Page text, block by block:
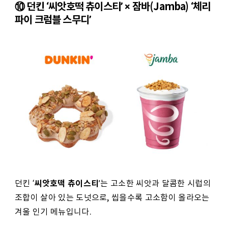
⑩ 던킨 ‘씨앗호떡 츄이스티’ × 잠바(Jamba) ‘체리
파이 크럼블 스무디’
던킨 ‘씨앗호떡 츄이스티’는 고소한 씨앗과 달콤한 시럽의
조합이 살아 있는 도넛으로, 씹을수록 고소함이 올라오는
겨울 인기 메뉴입니다.